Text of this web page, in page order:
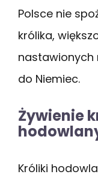
Polsce nie
królika,
nastawionych
do Niemiec.
Żywienie
Króliki